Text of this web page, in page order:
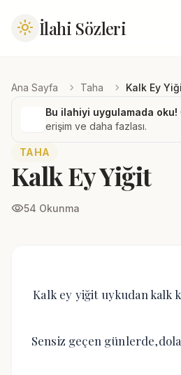
light_mode İlahi Sözleri
Ana Sayfa chevron_right Taha chevron_right Kalk Ey
Bu ilahiyi uygulamada oku!
erişim ve daha fazlası.
TAHA
Kalk Ey Yiğit
visibility54 Okunma
Kalk ey yiğit uykudan kalk
Sensiz geçen